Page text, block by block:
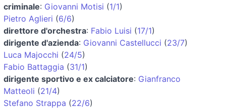
criminale: Giovanni Motisi (1/1)
Pietro Aglieri (6/6)
direttore d'orchestra: Fabio Luisi (17/1)
dirigente d'azienda: Giovanni Castellucci (23/7)
Luca Majocchi (24/5)
Fabio Battaggia (31/1)
dirigente sportivo e ex calciatore: Gianfranco
Matteoli (21/4)
Stefano Strappa (22/6)